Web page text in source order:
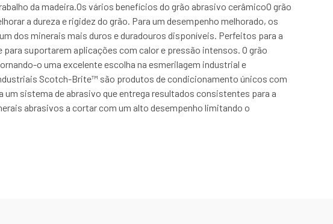
da madeira.Os vários benefícios do grão abrasivo cerâmicoO grão
a dureza e rigidez do grão. Para um desempenho melhorado, os
dos minerais mais duros e duradouros disponíveis. Perfeitos para a
suportarem aplicações com calor e pressão intensos. O grão
o uma excelente escolha na esmerilagem industrial e
Scotch-Brite™ são produtos de condicionamento únicos com
sistema de abrasivo que entrega resultados consistentes para a
abrasivos a cortar com um alto desempenho limitando o